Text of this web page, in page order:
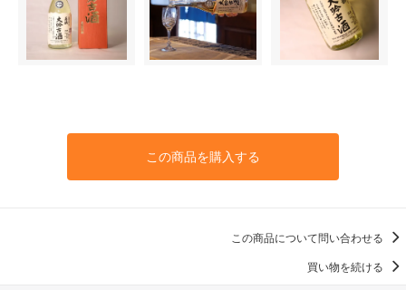
この商品を購入する
この商品について問い合わせる
買い物を続ける